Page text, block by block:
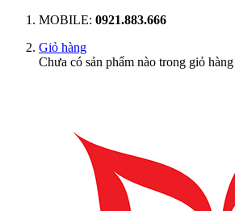
MOBILE: 0921.883.666
Giỏ hàng
Chưa có sản phẩm nào trong giỏ hàng